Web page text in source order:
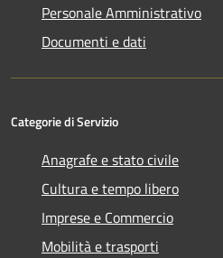
Personale Amministrativo
Documenti e dati
Categorie di Servizio
Anagrafe e stato civile
Cultura e tempo libero
Imprese e Commercio
Mobilità e trasporti